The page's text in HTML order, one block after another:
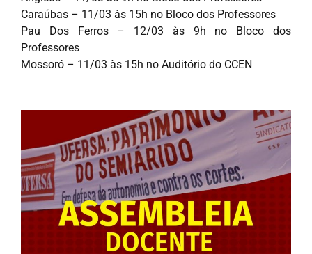
Caraúbas – 11/03 às 15h no Bloco dos Professores
Pau Dos Ferros – 12/03 às 9h no Bloco dos
Professores
Mossoró – 11/03 às 15h no Auditório do CCEN